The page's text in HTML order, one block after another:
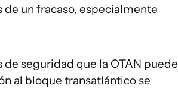
un fracaso, especialmente
de seguridad que la OTAN puede
al bloque transatlántico se